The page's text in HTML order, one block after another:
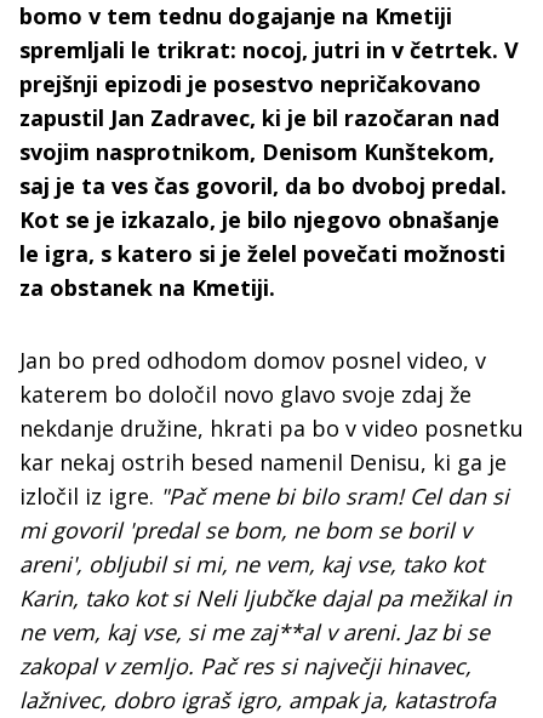
bomo v tem tednu dogajanje na Kmetiji
spremljali le trikrat: nocoj, jutri in v četrtek. V
prejšnji epizodi je posestvo nepričakovano
zapustil Jan Zadravec, ki je bil razočaran nad
svojim nasprotnikom, Denisom Kunštekom,
saj je ta ves čas govoril, da bo dvoboj predal.
Kot se je izkazalo, je bilo njegovo obnašanje
le igra, s katero si je želel povečati možnosti
za obstanek na Kmetiji.
Jan bo pred odhodom domov posnel video, v
katerem bo določil novo glavo svoje zdaj že
nekdanje družine, hkrati pa bo v video posnetku
kar nekaj ostrih besed namenil Denisu, ki ga je
izločil iz igre. "Pač mene bi bilo sram! Cel dan si
mi govoril 'predal se bom, ne bom se boril v
areni', obljubil si mi, ne vem, kaj vse, tako kot
Karin, tako kot si Neli ljubčke dajal pa mežikal in
ne vem, kaj vse, si me zaj**al v areni. Jaz bi se
zakopal v zemljo. Pač res si največji hinavec,
lažnivec, dobro igraš igro, ampak ja, katastrofa